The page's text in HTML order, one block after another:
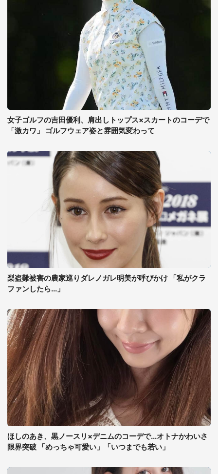
女子ゴルフの吉田優利、肩出しトップス×スカートのコーデで
「激カワ」 ゴルフウェア姿と雰囲気変わって
梨盗難被害の農家巡りダレノガレ明美が呼びかけ 「私がクラ
ファンしたら...」
ほしのあき、黒ノースリ×デニムのコーデで...オトナかわいさ
限界突破 「めっちゃ可愛い」「いつまでも若い」